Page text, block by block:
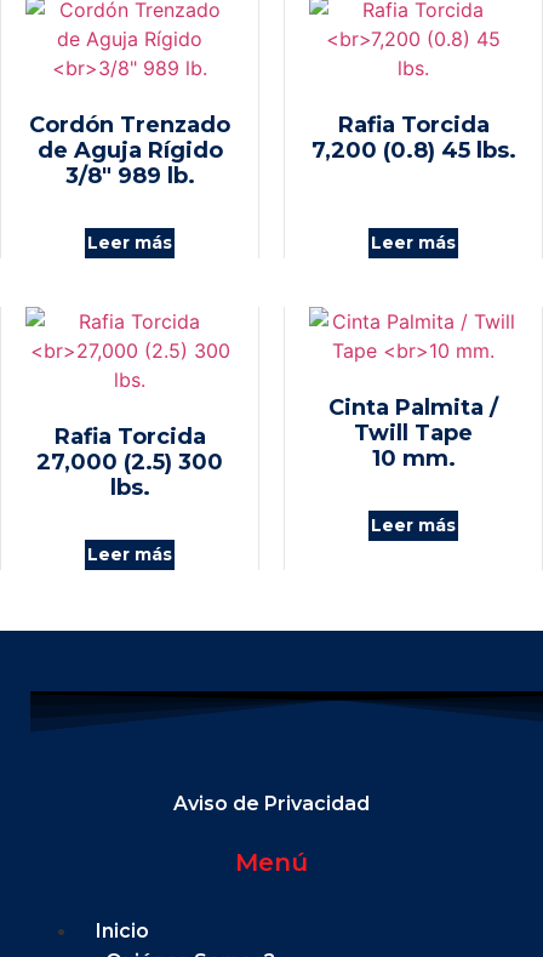
Cordón Trenzado
de Aguja Rígido
3/8″ 989 lb.
Leer más
Rafia Torcida
7,200 (0.8) 45 lbs.
Leer más
Rafia Torcida
27,000 (2.5) 300
lbs.
Leer más
Cinta Palmita /
Twill Tape
10 mm.
Leer más
Aviso de Privacidad
Menú
Inicio